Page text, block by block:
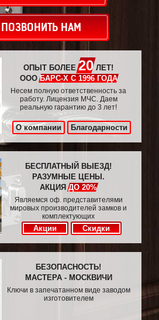
ПОЗВОНИТЬ НАМ
ОПЫТ БОЛЕЕ20ЛЕТ!
ОООБАРС-Х С 1996 ГОДА
Несем полную ответственность за
работу. Лицензия МЧС. Даем
реальную гарантию до 3 лет!
О компании Благодарности
БЕСПЛАТНЫЙ ВЫЕЗД!
РАЗУМНЫЕ ЦЕНЫ.
АКЦИЯДО 20%
Являемся оф. представителями
мировых производителей замков и
комплектующих
Акции Скидки
БЕЗОПАСНОСТЬ!
МАСТЕРА - МОСКВИЧИ
Ключи в запечатанном виде заводом
изготовителем